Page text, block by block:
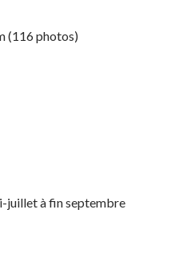
(116 photos)
juillet à fin septembre